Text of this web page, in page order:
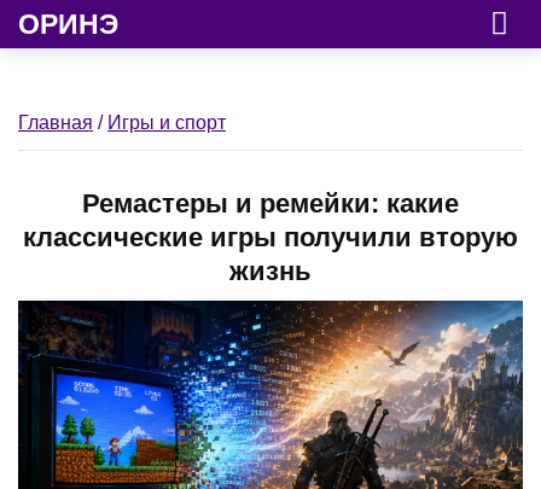
ОРИНЭ
Главная / Игры и спорт
Ремастеры и ремейки: какие
классические игры получили вторую
жизнь